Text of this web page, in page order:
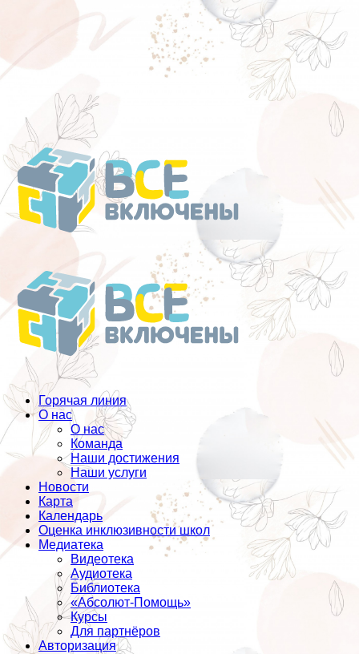
Перейти
к
содержанию
Горячая линия
О нас
О нас
Команда
Наши достижения
Наши услуги
Новости
Карта
Календарь
Оценка инклюзивности школ
Медиатека
Видеотека
Аудиотека
Библиотека
«Абсолют-Помощь»
Курсы
Для партнёров
Авторизация